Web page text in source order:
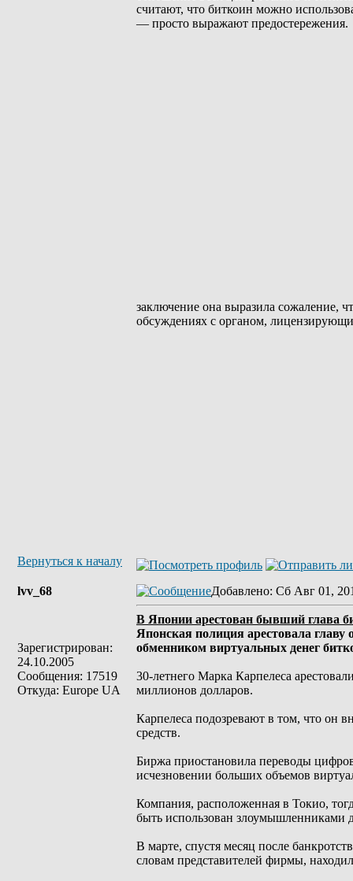
считают, что биткоин можно
— просто выражают предостережения.
заключение она выразила сожаление,
обсуждениях с органом,
Вернуться к началу
lvv_68
Зарегистрирован:
24.10.2005
Сообщения: 17519
Откуда: Europe UA
Добавлено: Сб Авг 01,
В Японии арестован бывший глава
Японская полиция арестовала
обменником виртуальных денег
30-летнего Марка Карпелеса
миллионов долларов.
Карпелеса подозревают в том, что он
средств.
Биржа приостановила переводы
исчезновении больших объемов
Компания, расположенная в Токио,
быть использован злоумышленниками
В марте, спустя месяц после
словам представителей фирмы,